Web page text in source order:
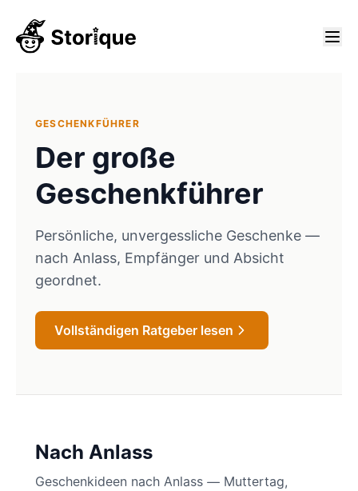
GESCHENKFÜHRER
Der große
Geschenkführer
Persönliche, unvergessliche Geschenke —
nach Anlass, Empfänger und Absicht
geordnet.
Vollständigen Ratgeber lesen
Nach Anlass
Geschenkideen nach Anlass — Muttertag,